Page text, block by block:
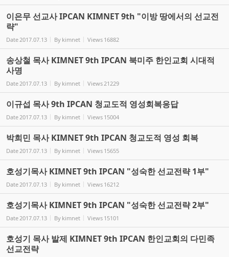
이은무 선교사 IPCAN KIMNET 9th "이방 땅에서의 선교전
략"
Date 2017.07.13 By kimnet Views 16882
송상철 목사 KIMNET 9th IPCAN 북미주 한인교회 시대적
사명
Date 2017.07.13 By kimnet Views 21229
이규섭 목사 9th IPCAN 청교도적 영성회복응답
Date 2017.07.13 By kimnet Views 15004
박희민 목사 KIMNET 9th IPCAN 청교도적 영성 회복
Date 2017.07.13 By kimnet Views 15655
호성기목사 KIMNET 9th IPCAN "성숙한 선교전략 1부"
Date 2017.07.13 By kimnet Views 16212
호성기목사 KIMNET 9th IPCAN "성숙한 선교전략 2부"
Date 2017.07.13 By kimnet Views 15101
호성기 목사 발제 KIMNET 9th IPCAN 한인교회의 다민족
선교전략